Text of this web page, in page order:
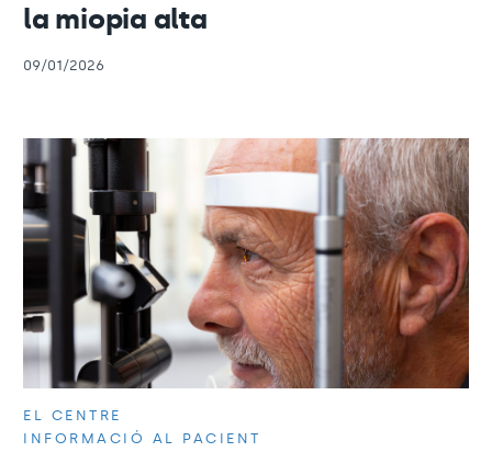
la miopia alta
09/01/2026
EL CENTRE
INFORMACIÓ AL PACIENT